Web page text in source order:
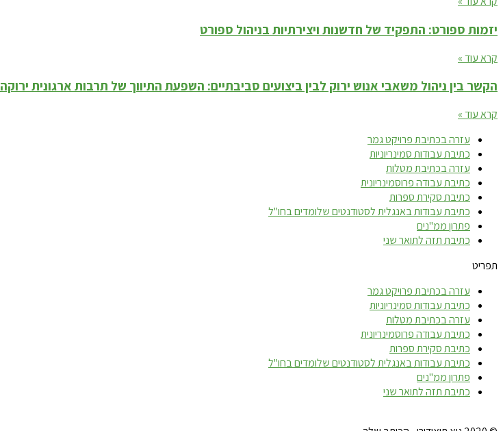
יזמות ספורט: התפקיד של חדשנות ויצירתיות בניהול ספורט
קרא עוד »
הקשר בין ניהול משאבי אנוש ירוק לבין ביצועים סביבתיים: השפעת התיווך של תרבות ארגונית ירוקה
קרא עוד »
עזרה בכתיבת פרויקט גמר
כתיבת עבודות סמינריוניות
עזרה בכתיבת מטלות
כתיבת עבודה פרוסמינריונית
כתיבת סקירת ספרות
כתיבת עבודות באנגלית לסטודנטים שלומדים בחו"ל
פתרון ממ"נים
כתיבת תזה לתואר שני
תפריט
עזרה בכתיבת פרויקט גמר
כתיבת עבודות סמינריוניות
עזרה בכתיבת מטלות
כתיבת עבודה פרוסמינריונית
כתיבת סקירת ספרות
כתיבת עבודות באנגלית לסטודנטים שלומדים בחו"ל
פתרון ממ"נים
כתיבת תזה לתואר שני